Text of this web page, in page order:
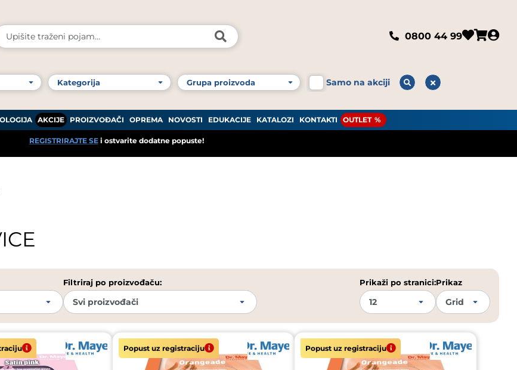
0800 44 99
Samo na akciji
AKCIJE PROIZVOĐAČI OPREMA NOVOSTI EDUKACIJE KATALOZI KONTAKTI OUTLET
REGISTRIRAJTE SEi ostvarite dodatne popuste!
Filtriraj po proizvođaču: Prikaži po stranici:Prikaz
Popust uz registraciju Popust uz registraciju